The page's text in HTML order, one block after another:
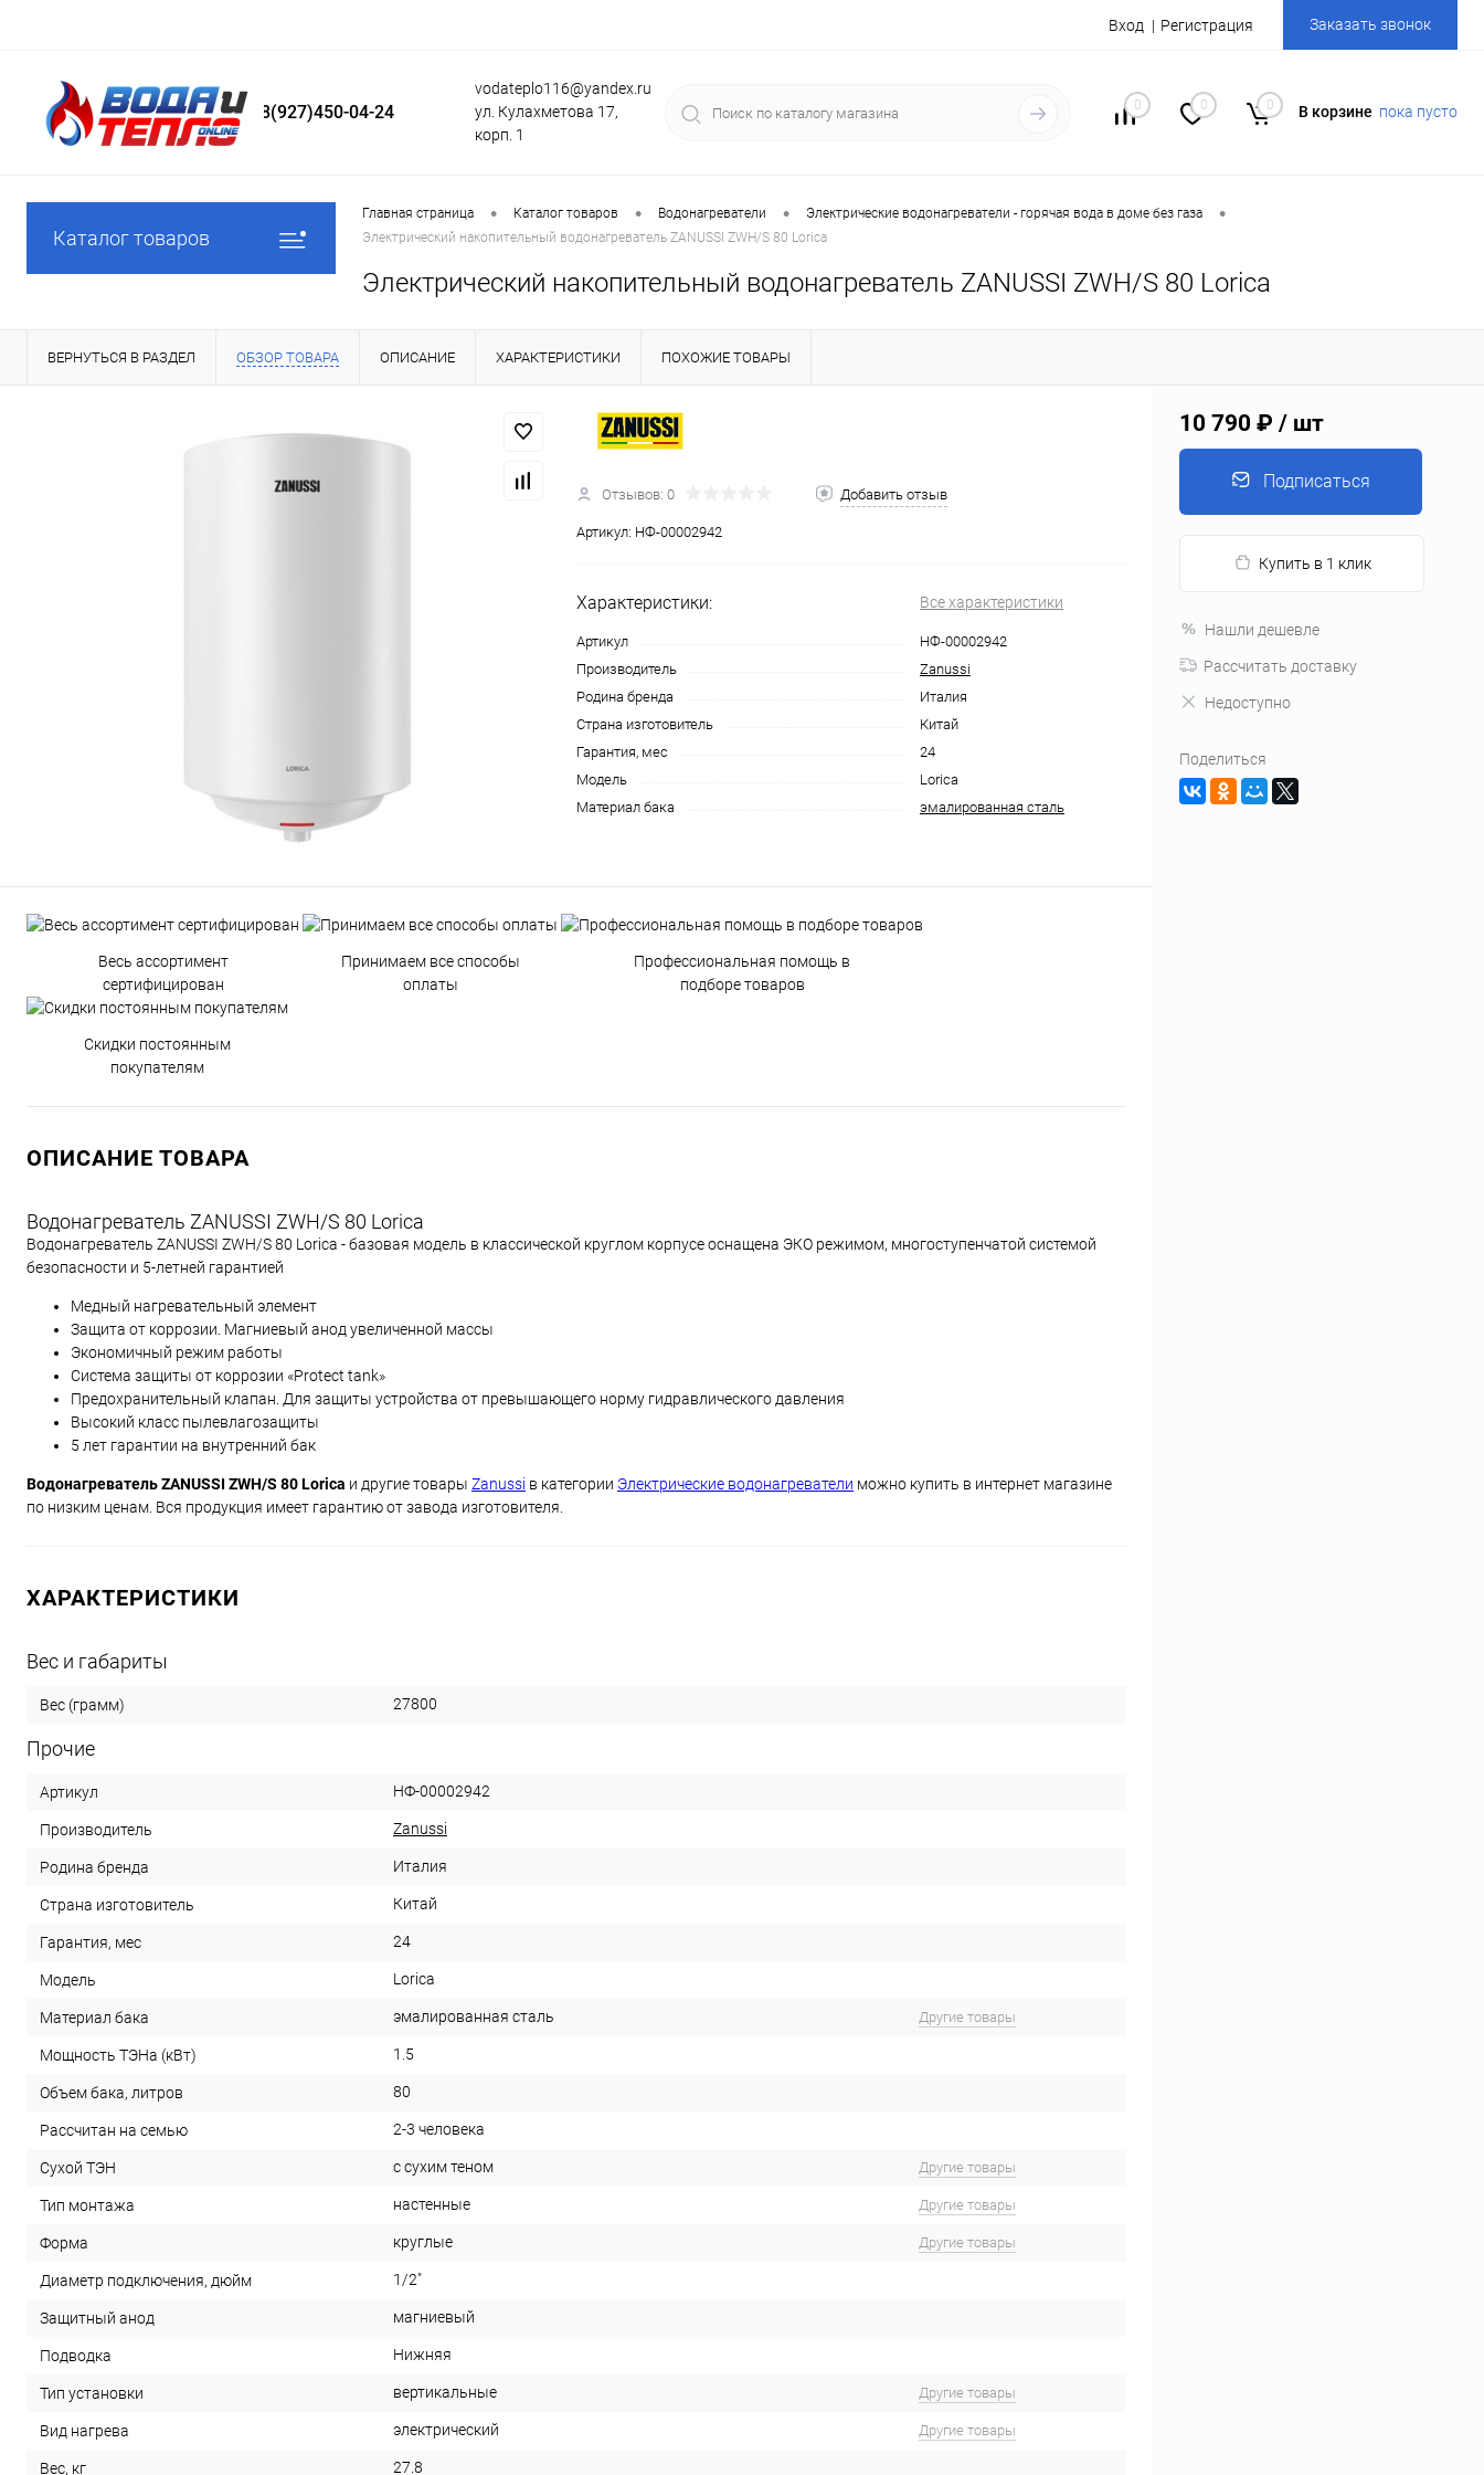
Вход Регистрация Заказать звонок
8(927)450-04-24
vodateplo116@yandex.ru
ул. Кулахметова 17,
корп. 1
0 0 0 В корзине пока пусто
Каталог товаров
Главная страница • Каталог товаров • Водонагреватели • Электрические водонагреватели - горячая вода в доме без газа •
Электрический накопительный водонагреватель ZANUSSI ZWH/S 80 Lorica
Электрический накопительный водонагреватель ZANUSSI ZWH/S 80 Lorica
ВЕРНУТЬСЯ В РАЗДЕЛ ОБЗОР ТОВАРА ОПИСАНИЕ ХАРАКТЕРИСТИКИ ПОХОЖИЕ ТОВАРЫ
Отзывов: 0 Добавить отзыв
Артикул: НФ-00002942
Характеристики: Все характеристики
Артикул
НФ-00002942
Производитель
Zanussi
Родина бренда
Италия
Страна изготовитель
Китай
Гарантия, мес
24
Модель
Lorica
Материал бака
эмалированная сталь
Весь ассортимент
сертифицирован
Принимаем все способы
оплаты
Профессиональная помощь в
подборе товаров
Скидки постоянным
покупателям
ОПИСАНИЕ ТОВАРА
Водонагреватель ZANUSSI ZWH/S 80 Lorica
Водонагреватель ZANUSSI ZWH/S 80 Lorica - базовая модель в классической круглом корпусе оснащена ЭКО режимом, многоступенчатой системой
безопасности и 5-летней гарантией
Медный нагревательный элемент
Защита от коррозии. Магниевый анод увеличенной массы
Экономичный режим работы
Система защиты от коррозии «Protect tank»
Предохранительный клапан. Для защиты устройства от превышающего норму гидравлического давления
Высокий класс пылевлагозащиты
5 лет гарантии на внутренний бак
Водонагреватель ZANUSSI ZWH/S 80 Lorica и другие товары Zanussi в категории Электрические водонагреватели можно купить в интернет магазине
по низким ценам. Вся продукция имеет гарантию от завода изготовителя.
ХАРАКТЕРИСТИКИ
Вес и габариты
Вес (грамм) 27800
Прочие
Артикул НФ-00002942
Производитель Zanussi
Родина бренда Италия
Страна изготовитель Китай
Гарантия, мес 24
Модель Lorica
Материал бака эмалированная сталь Другие товары
Мощность ТЭНа (кВт) 1.5
Объем бака, литров 80
Рассчитан на семью 2-3 человека
Сухой ТЭН с сухим теном Другие товары
Тип монтажа настенные Другие товары
Форма круглые Другие товары
Диаметр подключения, дюйм 1/2"
Защитный анод магниевый
Подводка Нижняя
Тип установки вертикальные Другие товары
Вид нагрева электрический Другие товары
Вес, кг 27.8
10 790 ₽ / шт
Подписаться
Купить в 1 клик
Нашли дешевле
Рассчитать доставку
Недоступно
Поделиться